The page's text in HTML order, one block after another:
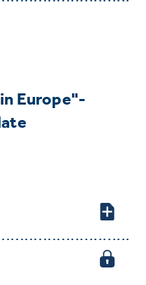
Europe"-